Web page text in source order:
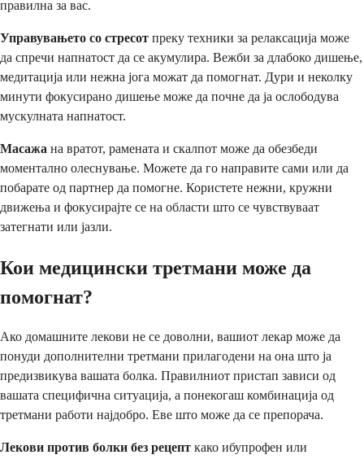
правилна за вас.
Управувањето со стресот преку техники за релаксација може
да спречи напнатост да се акумулира. Вежби за длабоко дишење,
медитација или нежна јога можат да помогнат. Дури и неколку
минути фокусирано дишење може да почне да ја ослободува
мускулната напнатост.
Масажа на вратот, рамената и скалпот може да обезбеди
моментално олеснување. Можете да го направите сами или да
побарате од партнер да помогне. Користете нежни, кружни
движења и фокусирајте се на области што се чувствуваат
затегнати или јазли.
Кои медицински третмани може да
помогнат?
Ако домашните лекови не се доволни, вашиот лекар може да
понуди дополнителни третмани прилагодени на она што ја
предизвикува вашата болка. Правилниот пристап зависи од
вашата специфична ситуација, а понекогаш комбинација од
третмани работи најдобро. Еве што може да се препорача.
Лекови против болки без рецепт како ибупрофен или